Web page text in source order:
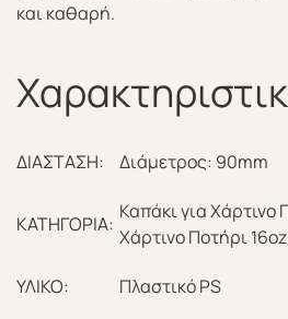
και καθαρή.
ΔΙΑΣΤΑΣΗ: Διάμετρος: 90mm
ΚΑΤΗΓΟΡΙΑ:
Καπάκι για Χάρτινο
Χάρτινο Ποτήρι 16oz
ΥΛΙΚΟ: Πλαστικό PS